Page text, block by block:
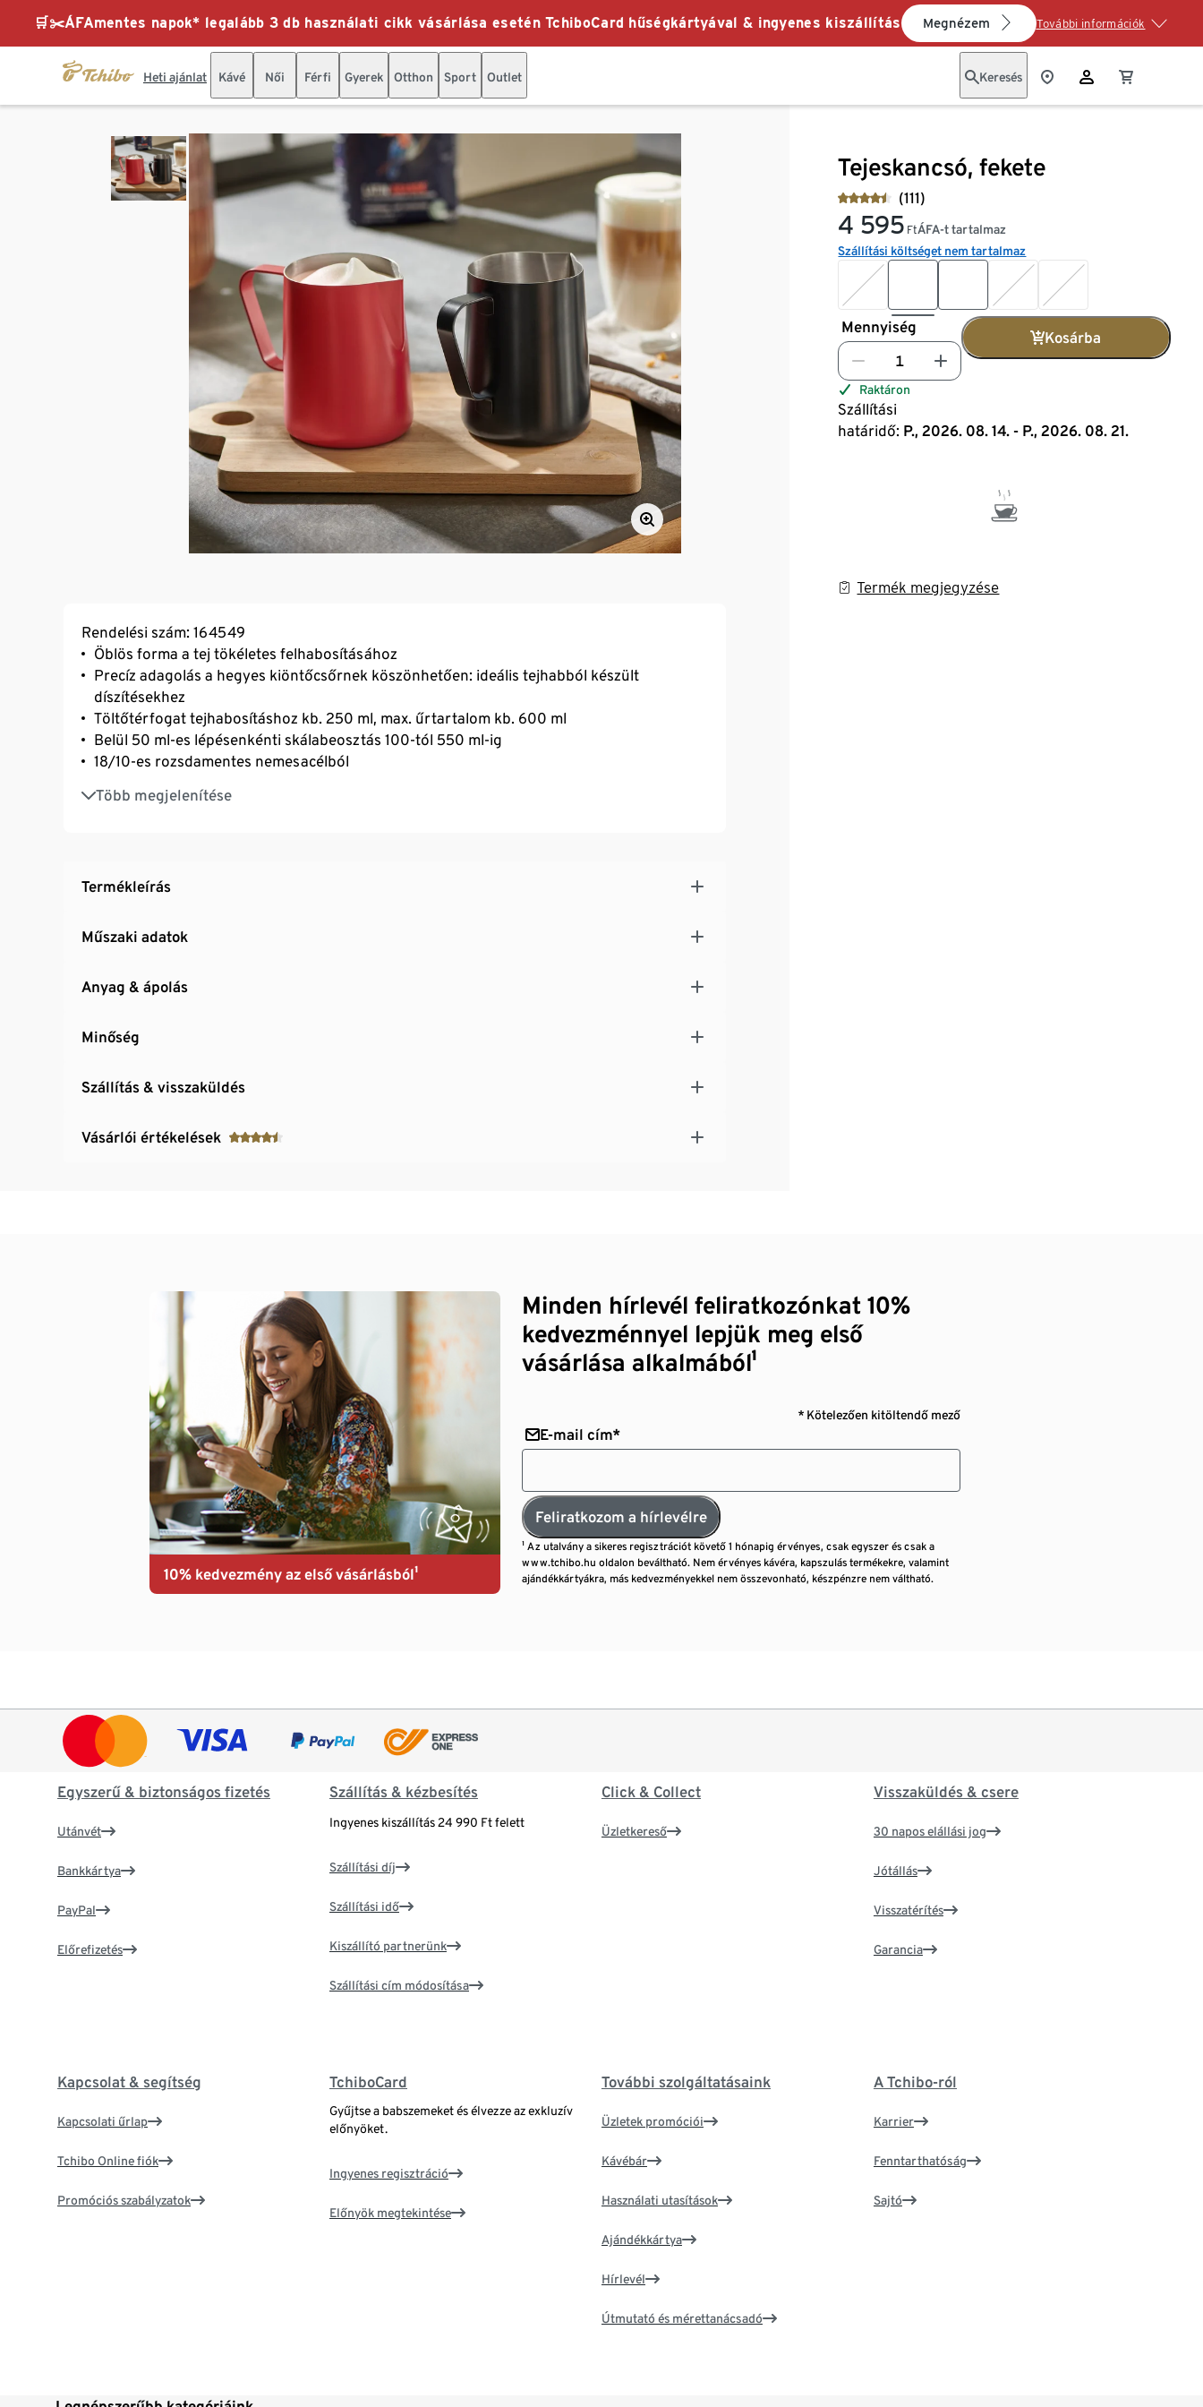
🛒✂️ÁFAmentes napok* legalább 3 db használati cikk vásárlása esetén TchiboCard hűségkártyával & ingyenes kiszállítás Megnézem További információk
Heti ajánlat Kávé Női Férfi Gyerek Otthon Sport Outlet Keresés
Tejeskancsó, fekete
(111)
4 595 FtÁFA-t tartalmaz
Szállítási költséget nem tartalmaz
Mennyiség
Kosárba
Raktáron
Szállítási
határidő: P., 2026. 08. 14. - P., 2026. 08. 21.
Termék megjegyzése
Rendelési szám: 164549
Öblös forma a tej tökéletes felhabosításához
Precíz adagolás a hegyes kiöntőcsőrnek köszönhetően: ideális tejhabból készült
díszítésekhez
Töltőtérfogat tejhabosításhoz kb. 250 ml, max. űrtartalom kb. 600 ml
Belül 50 ml-es lépésenkénti skálabeosztás 100-tól 550 ml-ig
18/10-es rozsdamentes nemesacélból
Több megjelenítése
Mosogatógépben tisztítható
Termékleírás
Műszaki adatok
Anyag & ápolás
Minőség
Szállítás & visszaküldés
Vásárlói értékelések
10% kedvezmény az első vásárlásból¹
Minden hírlevél feliratkozónkat 10%
kedvezménnyel lepjük meg első
vásárlása alkalmából¹
* Kötelezően kitöltendő mező
E-mail cím*
Feliratkozom a hírlevélre
¹ Az utalvány a sikeres regisztrációt követő 1 hónapig érvényes, csak egyszer és csak a
www.tchibo.hu oldalon beváltható. Nem érvényes kávéra, kapszulás termékekre, valamint
ajándékkártyákra, más kedvezményekkel nem összevonható, készpénzre nem váltható.
Egyszerű & biztonságos fizetés
Utánvét
Bankkártya
PayPal
Előrefizetés
Szállítás & kézbesítés
Ingyenes kiszállítás 24 990 Ft felett
Szállítási díj
Szállítási idő
Kiszállító partnerünk
Szállítási cím módosítása
Click & Collect
Üzletkereső
Visszaküldés & csere
30 napos elállási jog
Jótállás
Visszatérítés
Garancia
Kapcsolat & segítség
Kapcsolati űrlap
Tchibo Online fiók
Promóciós szabályzatok
TchiboCard
Gyűjtse a babszemeket és élvezze az exkluzív
előnyöket.
Ingyenes regisztráció
Előnyök megtekintése
További szolgáltatásaink
Üzletek promóciói
Kávébár
Használati utasítások
Ajándékkártya
Hírlevél
Útmutató és mérettanácsadó
A Tchibo-ról
Karrier
Fenntarthatóság
Sajtó